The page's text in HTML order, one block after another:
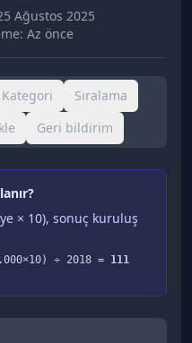
Ağustos 2025
Az önce
Kategori
Sıralama
Geri bildirim
× 10), sonuç kuruluş
×10) ÷ 2018 = 111